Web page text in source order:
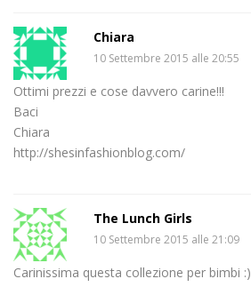
Chiara
10 Settembre 2015 alle 20:55
Ottimi prezzi e cose davvero carine!!!
Baci
Chiara
http://shesinfashionblog.com/
The Lunch Girls
10 Settembre 2015 alle 21:09
Carinissima questa collezione per bimbi :)